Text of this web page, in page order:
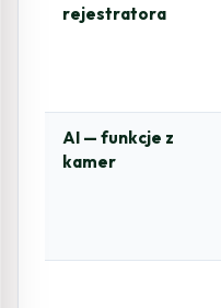
rejestratora
AI — funkcje z
kamer